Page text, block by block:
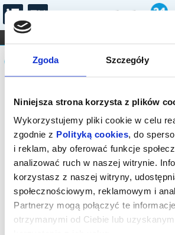
Zgoda Szczegóły
Niniejsza strona korzysta z plików
Wykorzystujemy pliki cookie w celu
zgodnie z Polityką cookies, do
i reklam, aby oferować funkcje
analizować ruch w naszej witrynie.
korzystasz z naszej witryny,
społecznościowym, reklamowym i
Partnerzy mogą połączyć te
otrzymanymi od Ciebie lub
FILHARMONIA OPERA I BALET
DLA DZIECI
Komunikat
Sprzedaż biletów on-line
została zakończona.